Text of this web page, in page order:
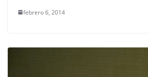
febrero 6, 2014